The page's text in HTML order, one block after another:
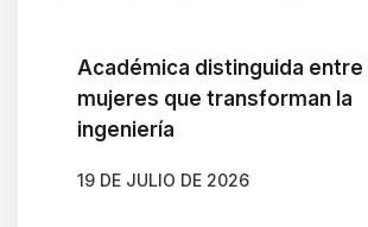
Académica distinguida entre
mujeres que transforman la
ingeniería
19 DE JULIO DE 2026